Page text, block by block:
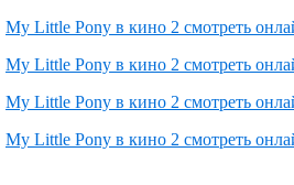
My Little Pony в кино 2 смотреть
My Little Pony в кино 2 смотреть
My Little Pony в кино 2 смотреть
My Little Pony в кино 2 смотреть